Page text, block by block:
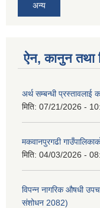
अन्य
ऐन, कानुन तथा
अर्थ सम्बन्धी प्रस्तावलाई
मिति: 07/21/2026 -
मकवानपुरगढी
मिति: 04/03/2026 -
विपन्न नागरिक औषधी
संशोधन 2082)